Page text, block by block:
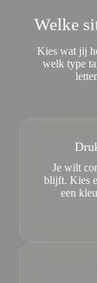
Welke
Kies wat jij
welk type
Je wilt
blijft. Kies
een